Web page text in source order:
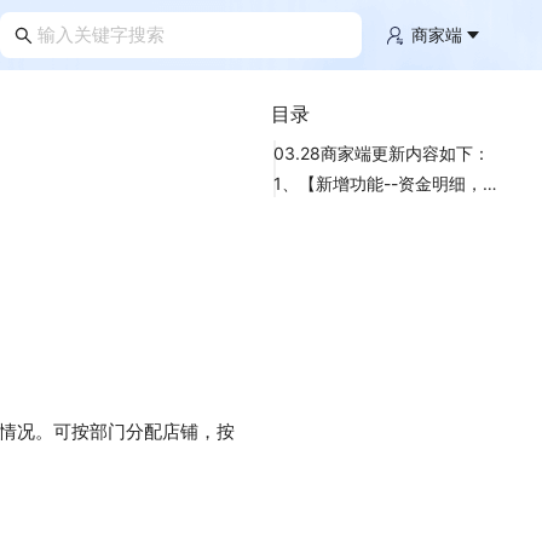
商家端
况。可按部门分配店铺，按
目录
03.28商家端更新内容如下：
1、【新增功能--资金明细，增加“部门”字段】